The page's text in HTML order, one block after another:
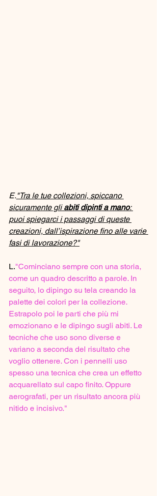
E."Tra le tue collezioni, spiccano
sicuramente gli abiti dipinti a mano:
puoi spiegarci i passaggi di queste
creazioni, dall’ispirazione fino alle varie
fasi di lavorazione?"
L."Cominciano sempre con una storia,
come un quadro descritto a parole. In
seguito, lo dipingo su tela creando la
palette dei colori per la collezione.
Estrapolo poi le parti che più mi
emozionano e le dipingo sugli abiti. Le
tecniche che uso sono diverse e
variano a seconda del risultato che
voglio ottenere. Con i pennelli uso
spesso una tecnica che crea un effetto
acquarellato sul capo finito. Oppure
aerografati, per un risultato ancora più
nitido e incisivo."